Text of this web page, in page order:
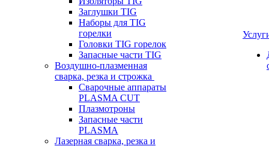
Заглушки TIG
Наборы для TIG
горелки
Головки TIG горелок
Запасные части TIG
Воздушно-плазменная
сварка, резка и строжка
Сварочные аппараты
PLASMA CUT
Плазмотроны
Запасные части
PLASMA
Лазерная сварка, резка и